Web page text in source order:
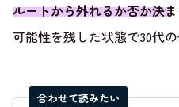
ルートから外れるか否か決
可能性を残した状態で30代
合わせて読みたい